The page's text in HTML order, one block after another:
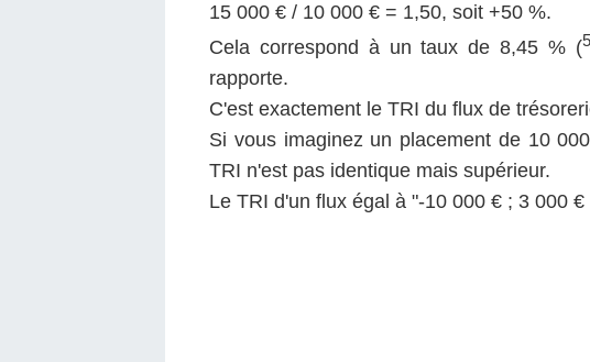
15 000 € / 10 000 € = 1,50, soit +50 %.
Cela correspond à un taux de 8,45 % (5
rapporte.
C'est exactement le TRI du flux de
Si vous imaginez un placement de 10
TRI n'est pas identique mais supérieur.
Le TRI d'un flux égal à "-10 000 € ; 3 000